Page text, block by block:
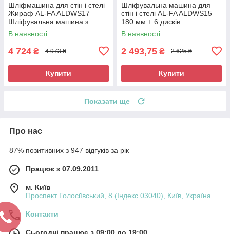
Шліфмашина для стін і стелі
Жираф AL-FA ALDWS17
Шліфувальна машина з
подовженою ручкою
В наявності
4 724 ₴ 4 973 ₴
Купити
Шліфувальна машина для
стін і стелі AL-FA ALDWS15
180 мм + 6 дисків
Шліфмашина для
шліфування стін
В наявності
2 493,75 ₴ 2 625 ₴
Купити
Показати ще
Про нас
87% позитивних з 947 відгуків за рік
Працює з 07.09.2011
м. Київ
Проспект Голосіївський, 8 (Індекс 03040), Київ, Україна
Контакти
Сьогодні працює з 09:00 до 19:00